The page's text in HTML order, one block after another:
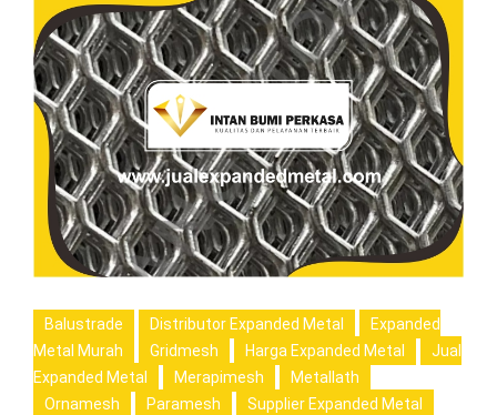
Balustrade Distributor Expanded Metal
Expanded
Metal Murah
Gridmesh Harga Expanded Metal
Jual
Expanded Metal
Merapimesh
Metallath
Ornamesh
Paramesh
Supplier Expanded Metal